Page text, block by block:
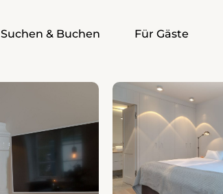
Suchen & Buchen Für Gäste